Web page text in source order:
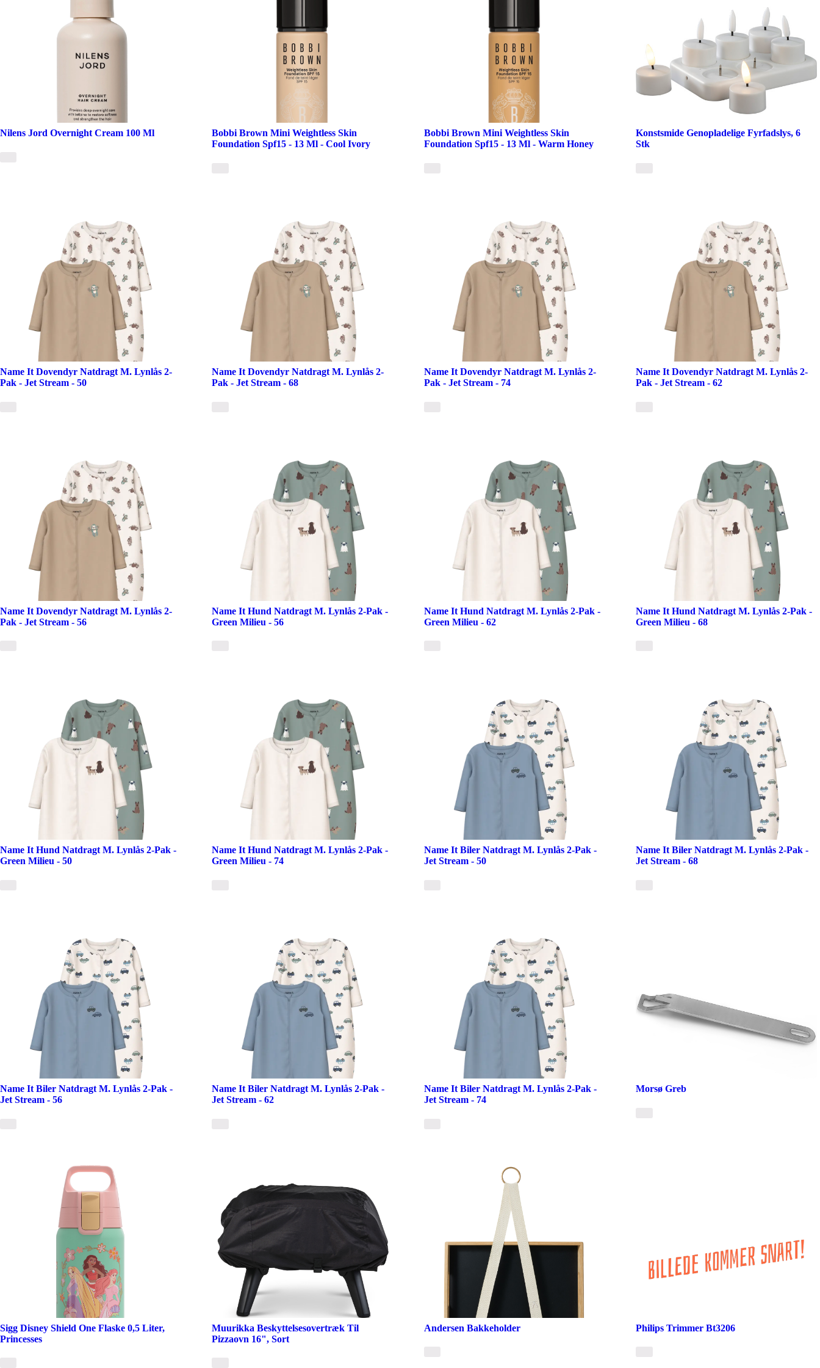
Nilens Jord Overnight Cream 100 Ml
Bobbi Brown Mini Weightless Skin
Foundation Spf15 - 13 Ml - Cool Ivory
Bobbi Brown Mini Weightless Skin
Foundation Spf15 - 13 Ml - Warm Honey
Konstsmide Genopladelige Fyrfadslys, 6
Stk
Name It Dovendyr Natdragt M. Lynlås 2-
Pak - Jet Stream - 50
Name It Dovendyr Natdragt M. Lynlås 2-
Pak - Jet Stream - 68
Name It Dovendyr Natdragt M. Lynlås 2-
Pak - Jet Stream - 74
Name It Dovendyr Natdragt M. Lynlås 2-
Pak - Jet Stream - 62
Name It Dovendyr Natdragt M. Lynlås 2-
Pak - Jet Stream - 56
Name It Hund Natdragt M. Lynlås 2-Pak -
Green Milieu - 56
Name It Hund Natdragt M. Lynlås 2-Pak -
Green Milieu - 62
Name It Hund Natdragt M. Lynlås 2-Pak -
Green Milieu - 68
Name It Hund Natdragt M. Lynlås 2-Pak -
Green Milieu - 50
Name It Hund Natdragt M. Lynlås 2-Pak -
Green Milieu - 74
Name It Biler Natdragt M. Lynlås 2-Pak -
Jet Stream - 50
Name It Biler Natdragt M. Lynlås 2-Pak -
Jet Stream - 68
Name It Biler Natdragt M. Lynlås 2-Pak -
Jet Stream - 56
Name It Biler Natdragt M. Lynlås 2-Pak -
Jet Stream - 62
Name It Biler Natdragt M. Lynlås 2-Pak -
Jet Stream - 74
Morsø Greb
Sigg Disney Shield One Flaske 0,5 Liter,
Princesses
Muurikka Beskyttelsesovertræk Til
Pizzaovn 16", Sort
Andersen Bakkeholder Philips Trimmer Bt3206